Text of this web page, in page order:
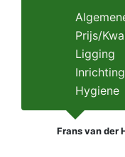
Prijs/
Ligging
Inrichting
Hygiene
Frans van der